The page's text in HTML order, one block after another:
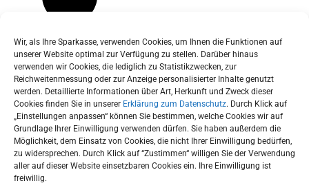
Wir, als Ihre Sparkasse, verwenden Cookies, um Ihnen die Funktionen auf
unserer Website optimal zur Verfügung zu stellen. Darüber hinaus
verwenden wir Cookies, die lediglich zu Statistikzwecken, zur
Reichweitenmessung oder zur Anzeige personalisierter Inhalte genutzt
werden. Detaillierte Informationen über Art, Herkunft und Zweck dieser
Cookies finden Sie in unserer Erklärung zum Datenschutz. Durch Klick auf
„Einstellungen anpassen“ können Sie bestimmen, welche Cookies wir auf
Grundlage Ihrer Einwilligung verwenden dürfen. Sie haben außerdem die
Möglichkeit, dem Einsatz von Cookies, die nicht Ihrer Einwilligung bedürfen,
zu widersprechen. Durch Klick auf “Zustimmen“ willigen Sie der Verwendung
aller auf dieser Website einsetzbaren Cookies ein. Ihre Einwilligung ist
freiwillig.